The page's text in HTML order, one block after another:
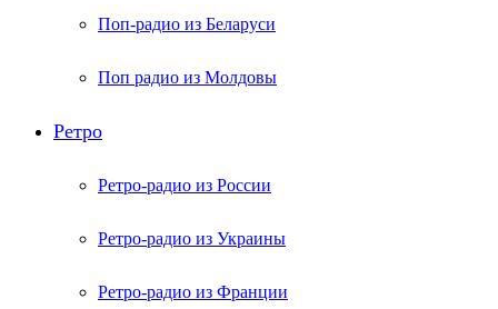
Поп-радио из Беларуси
Поп радио из Молдовы
Ретро
Ретро-радио из России
Ретро-радио из Украины
Ретро-радио из Франции